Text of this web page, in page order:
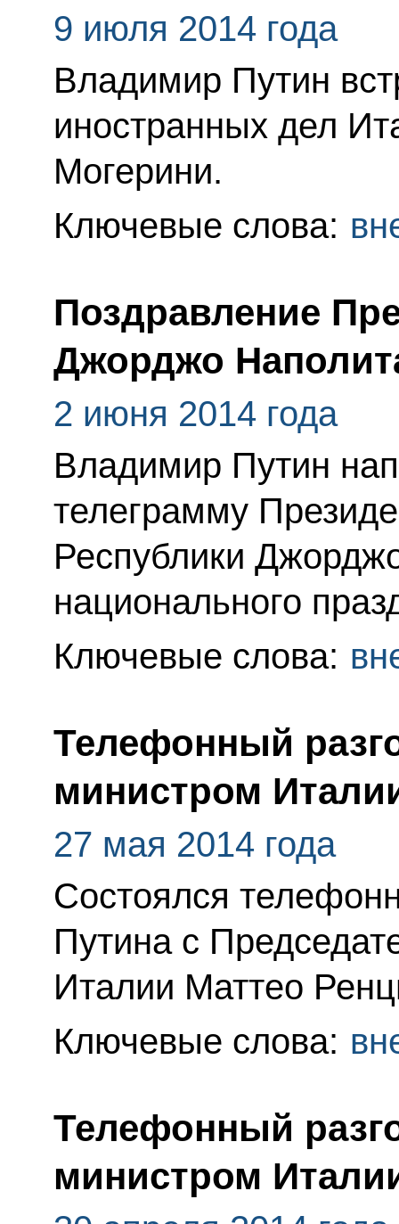
9 июля 2014 года
Владимир Путин
иностранных дел
Могерини.
Ключевые слова:
Поздравление
Джорджо
2 июня 2014 года
Владимир Путин
телеграмму
Республики
национального
Ключевые слова:
Телефонный
министром
27 мая 2014 года
Состоялся
Путина с
Италии Маттео
Ключевые слова:
Телефонный
министром